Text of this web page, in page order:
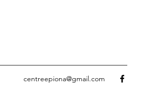
centreepiona@gmail.com